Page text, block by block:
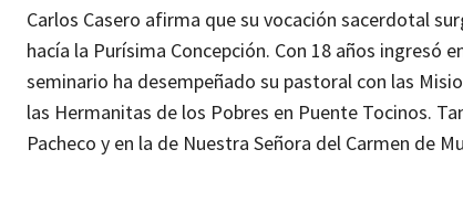
Carlos Casero afirma que su vocación sacerdotal
hacía la Purísima Concepción. Con 18 años ingresó
seminario ha desempeñado su pastoral con las
las Hermanitas de los Pobres en Puente Tocinos.
Pacheco y en la de Nuestra Señora del Carmen de